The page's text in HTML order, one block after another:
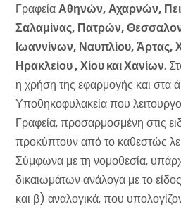
ΓραφείαΑθηνών, Αχαρνών,
Σαλαμίνας, Πατρών,
Ιωαννίνων, Ναυπλίου, Άρτας,
Ηρακλείου , Χίου και Χανίων.
η χρήση της εφαρμογής και στα
Υποθηκοφυλακεία που
Γραφεία, προσαρμοσμένη στις
προκύπτουν από το καθεστώς
Σύμφωνα με τη νομοθεσία,
δικαιωμάτων ανάλογα με το
και β) αναλογικά, που